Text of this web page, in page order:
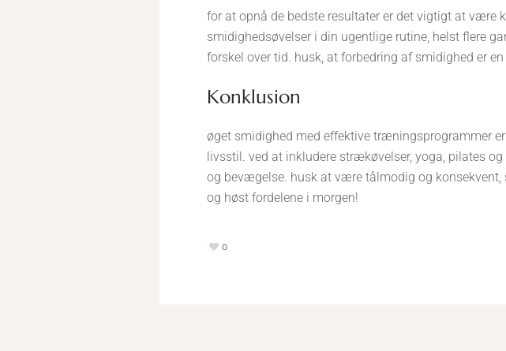
for at opnå de bedste resultater er det vigtigt at
smidighedsøvelser i din ugentlige rutine, helst flere
forskel over tid. husk, at forbedring af smidighed er
konklusion
øget smidighed med effektive træningsprogrammer
livsstil. ved at inkludere strækøvelser, yoga, pilates
og bevægelse. husk at være tålmodig og
og høst fordelene i morgen!
0